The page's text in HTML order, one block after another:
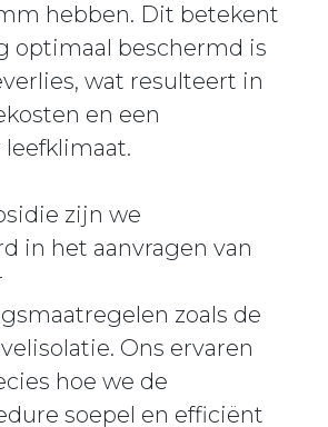
hebben. Dit betekent
optimaal beschermd is
wat resulteert in
en een
zijn we
in het aanvragen van
zoals de
Ons ervaren
hoe we de
soepel en efficiënt